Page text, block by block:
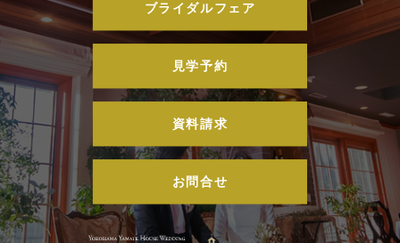
ブライダルフェア
見学予約
資料請求
お問合せ